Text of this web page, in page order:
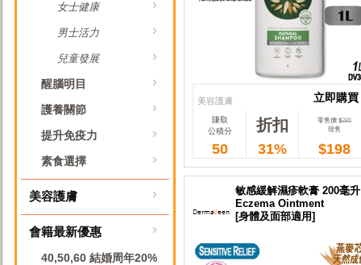
女士健康
男士活力
兒童發展
醒腦明目
護養關節
提升免疫力
素食選擇
美容護膚
會籍最新優惠
40,50,60 結婚周年20%
美容護膚
立即購買
立即購買
賺取
公積分
折扣 零售價 $285
現售
50 31% $198
敏感緩解濕疹軟膏 200毫升
Eczema Ointment
[身體及面部適用]